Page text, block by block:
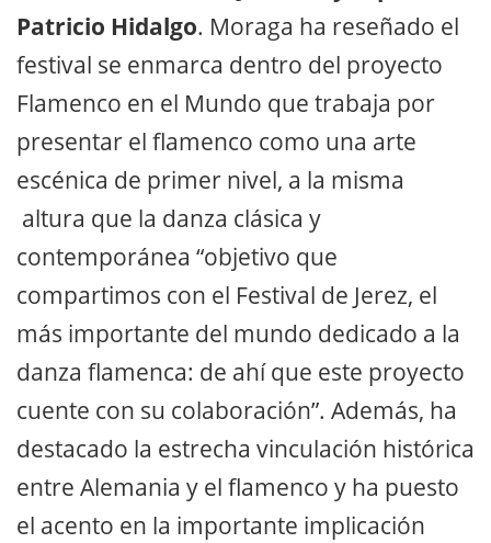
Patricio Hidalgo. Moraga ha reseñado el
festival se enmarca dentro del proyecto
Flamenco en el Mundo que trabaja por
presentar el flamenco como una arte
escénica de primer nivel, a la misma
altura que la danza clásica y
contemporánea “objetivo que
compartimos con el Festival de Jerez, el
más importante del mundo dedicado a la
danza flamenca: de ahí que este proyecto
cuente con su colaboración”. Además, ha
destacado la estrecha vinculación histórica
entre Alemania y el flamenco y ha puesto
el acento en la importante implicación